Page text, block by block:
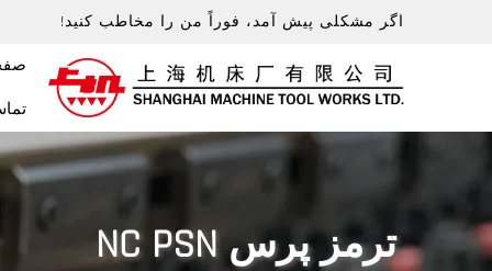
اگر مشکلی پیش آمد، فوراً من را مخاطب کنید!
ترمز پرس NC PSN